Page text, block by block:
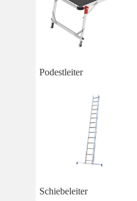
Podestleiter
Schiebeleiter